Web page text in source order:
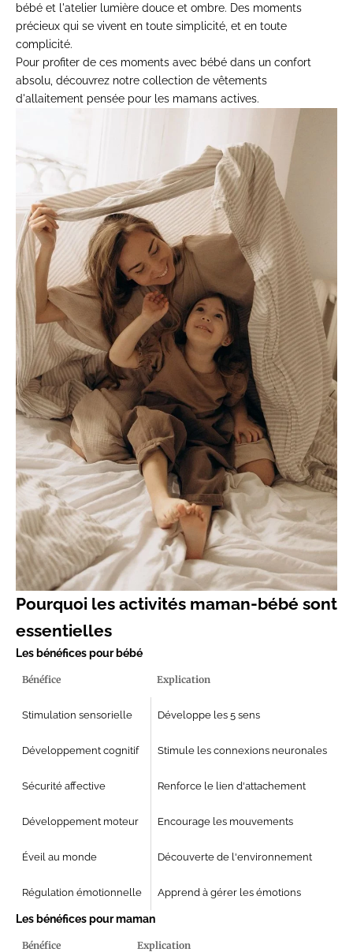
bébé et l'atelier lumière douce et ombre. Des moments
précieux qui se vivent en toute simplicité, et en toute
complicité.
Pour profiter de ces moments avec bébé dans un confort
absolu, découvrez notre collection de vêtements
d'allaitement pensée pour les mamans actives.
Pourquoi les activités maman-bébé sont
essentielles
Les bénéfices pour bébé
Bénéfice Explication
Stimulation sensorielle Développe les 5 sens
Développement cognitif Stimule les connexions neuronales
Sécurité affective Renforce le lien d'attachement
Développement moteur Encourage les mouvements
Éveil au monde Découverte de l'environnement
Régulation émotionnelle Apprend à gérer les émotions
Les bénéfices pour maman
Bénéfice Explication